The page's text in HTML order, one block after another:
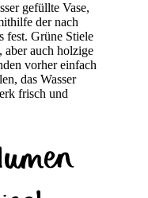
gefüllte Vase,
der nach
fest. Grüne Stiele
aber auch holzige
vorher einfach
das Wasser
frisch und